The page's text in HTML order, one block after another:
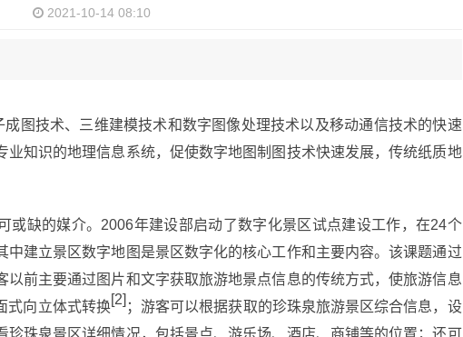
2021-10-14 08:10
图技术、三维建模技术和数字图像处理技术以及移动通信技术的快速
业知识的地理信息系统，促使数字地图制图技术快速发展，传统纸质地
或缺的媒介。2006年建设部启动了数字化景区试点建设工作，在24个
中建立景区数字地图是景区数字化的核心工作和主要内容。该课题通过
前主要通过图片和文字获取旅游地景点信息的传统方式，使旅游信息
式向立体式转换[2]；游客可以根据获取的珍珠泉旅游景区综合信息，设
珠泉景区详细情况，包括景点、游乐场、酒店、商铺等的位置；还可